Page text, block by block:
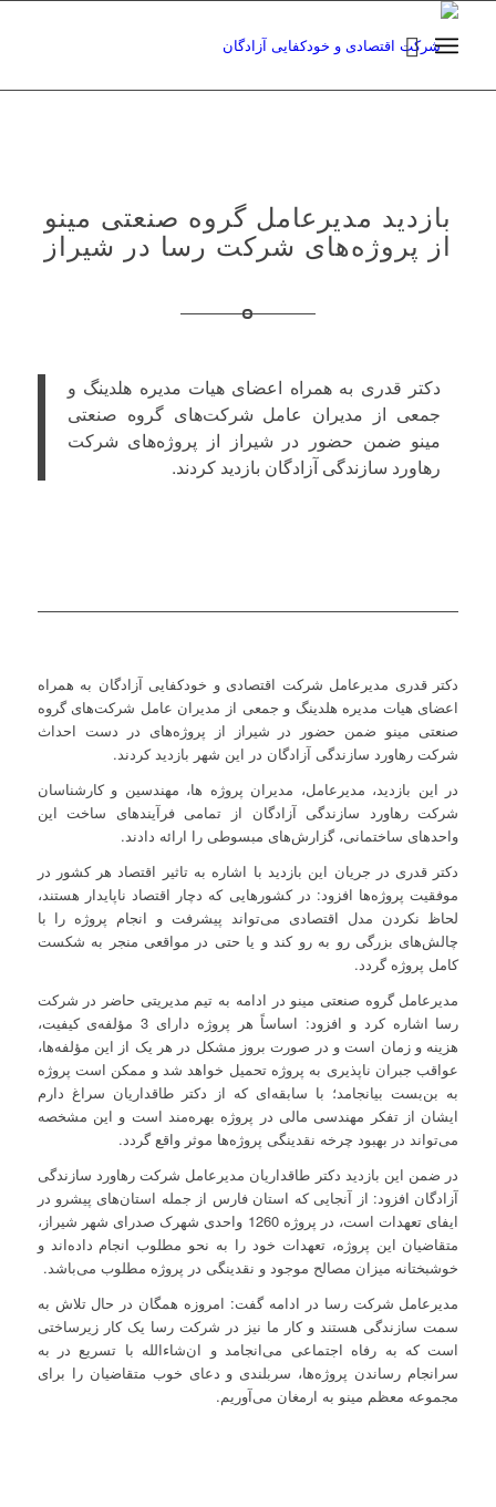
بازدید مدیرعامل گروه صنعتی مینو
از پروژه‌های شرکت رسا در شیراز
دکتر قدری به همراه اعضای هیات مدیره هلدینگ و
جمعی از مدیران عامل شرکت‌های گروه صنعتی
مینو ضمن حضور در شیراز از پروژه‌های شرکت
رهاورد سازندگی آزادگان بازدید کردند.
دکتر قدری مدیرعامل شرکت اقتصادی و خودکفایی آزادگان به همراه
اعضای هیات مدیره هلدینگ و جمعی از مدیران عامل شرکت‌های گروه
صنعتی مینو ضمن حضور در شیراز از پروژه‌های در دست احداث
شرکت رهاورد سازندگی آزادگان در این شهر بازدید کردند.
در این بازدید، مدیرعامل، مدیران پروژه ها، مهندسین و کارشناسان
شرکت رهاورد سازندگی آزادگان از تمامی فرآیندهای ساخت این
واحدهای ساختمانی، گزارش‌های مبسوطی را ارائه دادند.
دکتر قدری در جریان این بازدید با اشاره به تاثیر اقتصاد هر کشور در
موفقیت پروژه‌ها افزود: در کشورهایی که دچار اقتصاد ناپایدار هستند،
لحاظ نکردن مدل اقتصادی می‌تواند پیشرفت و انجام پروژه‌ را با
چالش‌های بزرگی رو به رو کند و یا حتی در مواقعی منجر به شکست
کامل پروژه گردد.
مدیرعامل گروه صنعتی مینو در ادامه به تیم مدیریتی حاضر در شرکت
رسا اشاره کرد و افزود: اساساً هر پروژه دارای 3 مؤلفه‌ی کیفیت،
هزینه و زمان است و در صورت بروز مشکل در هر یک از این مؤلفه‌ها،
عواقب جبران ناپذیری به پروژه تحمیل خواهد شد و ممکن است پروژه
به بن‌بست بیانجامد؛ با سابقه‌ای که از دکتر طاقداریان سراغ دارم
ایشان از تفکر مهندسی مالی در پروژه بهره‌مند است و این مشخصه
می‌تواند در بهبود چرخه نقدینگی پروژه‌ها موثر واقع گردد.
در ضمن این بازدید دکتر طاقداریان مدیرعامل شرکت رهاورد سازندگی
آزادگان افزود: از آنجایی که استان فارس از جمله استان‌های پیشرو در
ایفای تعهدات است، در پروژه 1260 واحدی شهرک صدرای شهر شیراز،
متقاضیان این پروژه، تعهدات خود را به نحو مطلوب انجام داده‌اند و
خوشبختانه میزان مصالح موجود و نقدینگی در پروژه مطلوب می‌باشد.
مدیرعامل شرکت رسا در ادامه گفت: امروزه همگان در حال تلاش به
سمت سازندگی هستند و کار ما نیز در شرکت رسا یک کار زیرساختی
است که به رفاه اجتماعی می‌انجامد و ان‌شاءالله با تسریع در به
سرانجام رساندن پروژه‌ها، سربلندی و دعای خوب متقاضیان را برای
مجموعه معظم مینو به ارمغان می‌آوریم.